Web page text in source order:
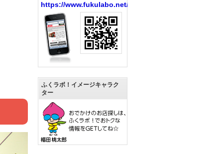
https://www.fukulabo.net/
ふくラボ！イメージキャラク
ター